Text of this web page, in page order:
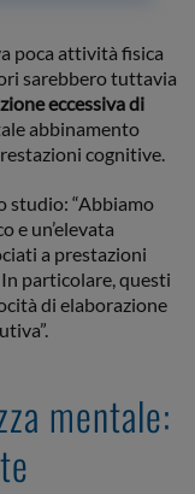
poca attività fisica
sarebbero tuttavia
eccessiva di
abbinamento
cognitive.
studio: “Abbiamo
e un’elevata
a prestazioni
particolare, questi
di elaborazione
mentale: